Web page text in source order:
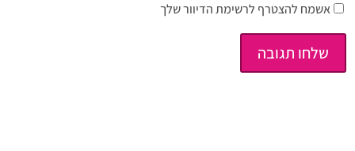
אשמח להצטרף לרשימת הדיוור שלך